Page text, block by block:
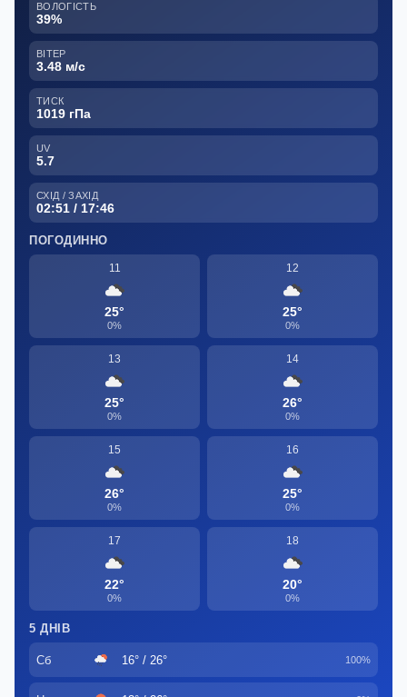
ВОЛОГІСТЬ
39%
ВІТЕР
3.48 м/с
ТИСК
1019 гПа
UV
5.7
СХІД / ЗАХІД
02:51 / 17:46
ПОГОДИННО
11
25°
0%
12
25°
0%
13
25°
0%
14
26°
0%
15
26°
0%
16
25°
0%
17
22°
0%
18
20°
0%
5 ДНІВ
Сб 16° / 26° 100%